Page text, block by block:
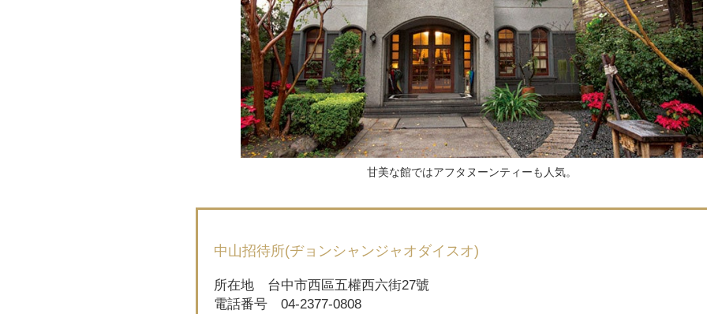
甘美な館ではアフタヌーンティーも人気。
中山招待所(ヂョンシャンジャオダイスオ)
所在地 台中市西區五權西六街27號
電話番号 04-2377-0808